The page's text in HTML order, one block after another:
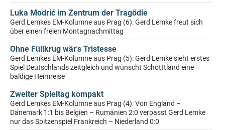
Luka Modrić im Zentrum der Tragödie
Gerd Lemkes EM-Kolumne aus Prag (6): Gerd Lemke freut sich
über einen freien Montagnachmittag
Ohne Füllkrug wär's Tristesse
Gerd Lemkes EM-Kolumne aus Prag (5): Gerd Lemke sieht erstes
Spiel Deutschlands zeitgleich und wünscht Schotttland eine
baldige Heimreise
Zweiter Spieltag kompakt
Gerd Lemkes EM-Kolumne aus Prag (4): Von England –
Dänemark 1:1 bis Belgien – Rumänien 2:0 verpasst Gerd Lemke
nur das Spitzenspiel Frankreich – Niederland 0:0